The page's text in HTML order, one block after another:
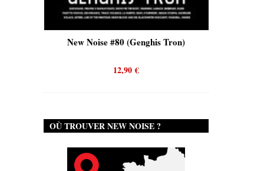
New Noise #80 (Genghis Tron)
12,90€
OÙ TROUVER NEW NOISE ?